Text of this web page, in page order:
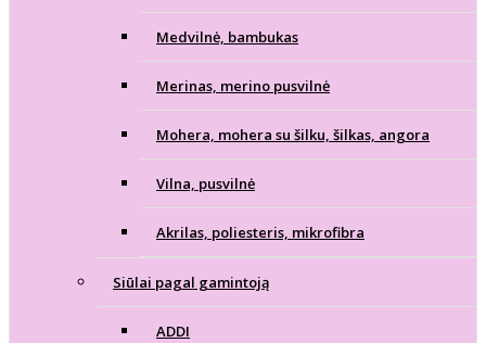
Medvilnė, bambukas
Merinas, merino pusvilnė
Mohera, mohera su šilku, šilkas, angora
Vilna, pusvilnė
Akrilas, poliesteris, mikrofibra
Siūlai pagal gamintoją
ADDI